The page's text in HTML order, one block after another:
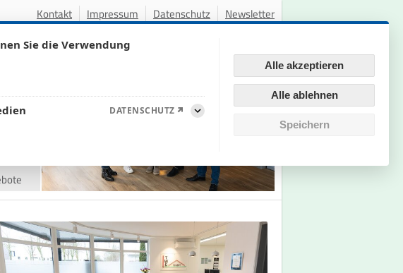
Kontakt Impressum Datenschutz Newsletter
Sie die Verwendung
DATENSCHUTZ
Alle akzeptieren
Alle ablehnen
Speichern